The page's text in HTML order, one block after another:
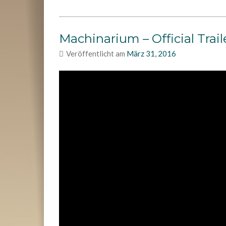
Machinarium – Official
Veröffentlicht am März 31, 2016